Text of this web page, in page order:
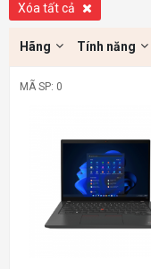
Xóa tất cả
Hãng Tính năng
MÃ SP: 0